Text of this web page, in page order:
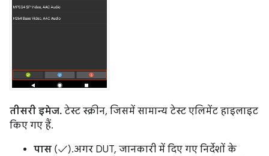
तीसरी इमेज. टेस्ट स्क्रीन, जिसमें सामान्य टेस्ट एलिमेंट हाइलाइट
किए गए हैं.
पास (✓). अगर DUT, जानकारी में दिए गए निर्देशों के